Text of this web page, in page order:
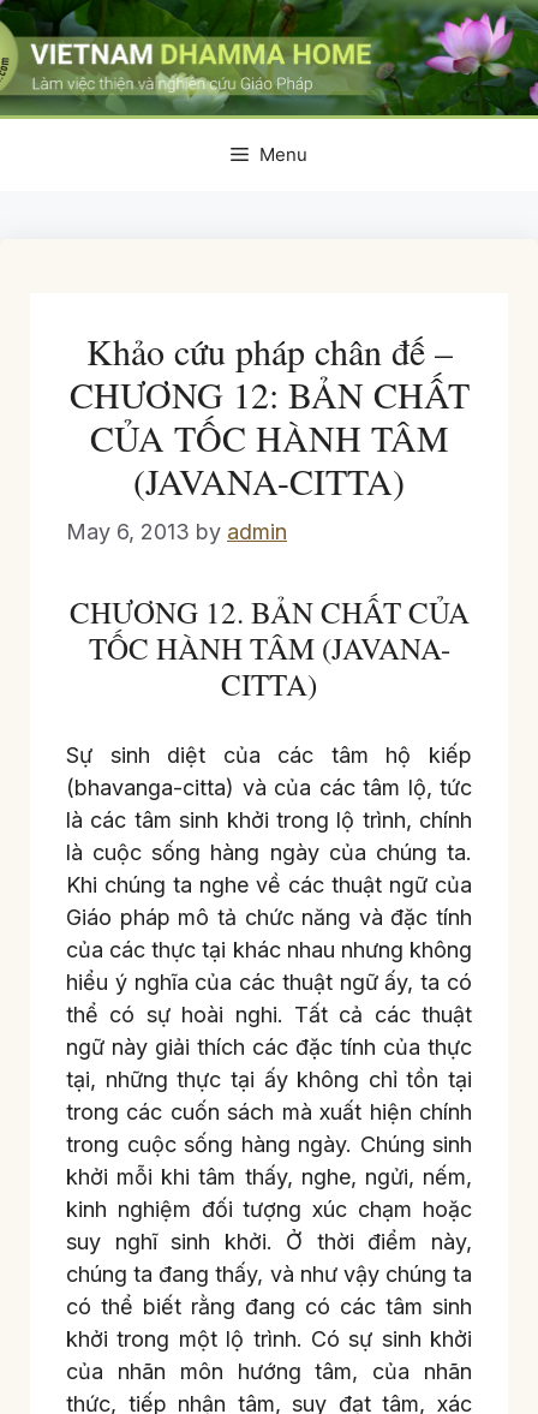
Skip
to
content
Menu
Khảo cứu pháp chân đế –
CHƯƠNG 12: BẢN CHẤT
CỦA TỐC HÀNH TÂM
(JAVANA-CITTA)
May 6, 2013 by admin
CHƯƠNG 12. BẢN CHẤT CỦA
TỐC HÀNH TÂM (JAVANA-
CITTA)
Sự sinh diệt của các tâm hộ kiếp
(bhavanga-citta) và của các tâm lộ, tức
là các tâm sinh khởi trong lộ trình, chính
là cuộc sống hàng ngày của chúng ta.
Khi chúng ta nghe về các thuật ngữ của
Giáo pháp mô tả chức năng và đặc tính
của các thực tại khác nhau nhưng không
hiểu ý nghĩa của các thuật ngữ ấy, ta có
thể có sự hoài nghi. Tất cả các thuật
ngữ này giải thích các đặc tính của thực
tại, những thực tại ấy không chỉ tồn tại
trong các cuốn sách mà xuất hiện chính
trong cuộc sống hàng ngày. Chúng sinh
khởi mỗi khi tâm thấy, nghe, ngửi, nếm,
kinh nghiệm đối tượng xúc chạm hoặc
suy nghĩ sinh khởi. Ở thời điểm này,
chúng ta đang thấy, và như vậy chúng ta
có thể biết rằng đang có các tâm sinh
khởi trong một lộ trình. Có sự sinh khởi
của nhãn môn hướng tâm, của nhãn
thức, tiếp nhận tâm, suy đạt tâm, xác